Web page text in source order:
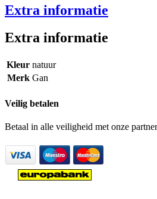
Extra informatie
Extra informatie
Kleur natuur
Merk Gan
Veilig betalen
Betaal in alle veiligheid met onze